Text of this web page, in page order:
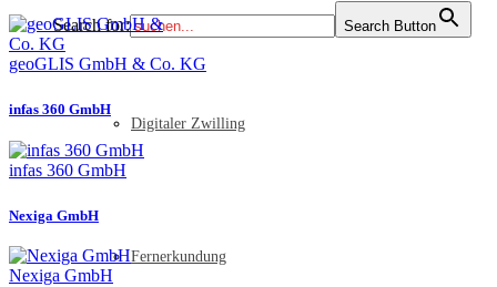
Digitaler Zwilling
Fernerkundung
Search for: Search Button
geoGLIS GmbH & Co. KG
infas 360 GmbH
infas 360 GmbH
Nexiga GmbH
Nexiga GmbH